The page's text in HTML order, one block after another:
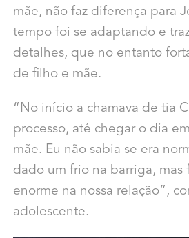
mãe, não faz diferença para
tempo foi se adaptando e
detalhes, que no entanto
de filho e mãe.
“No início a chamava de tia
processo, até chegar o dia
mãe. Eu não sabia se era
dado um frio na barriga, mas
enorme na nossa relação”,
adolescente.